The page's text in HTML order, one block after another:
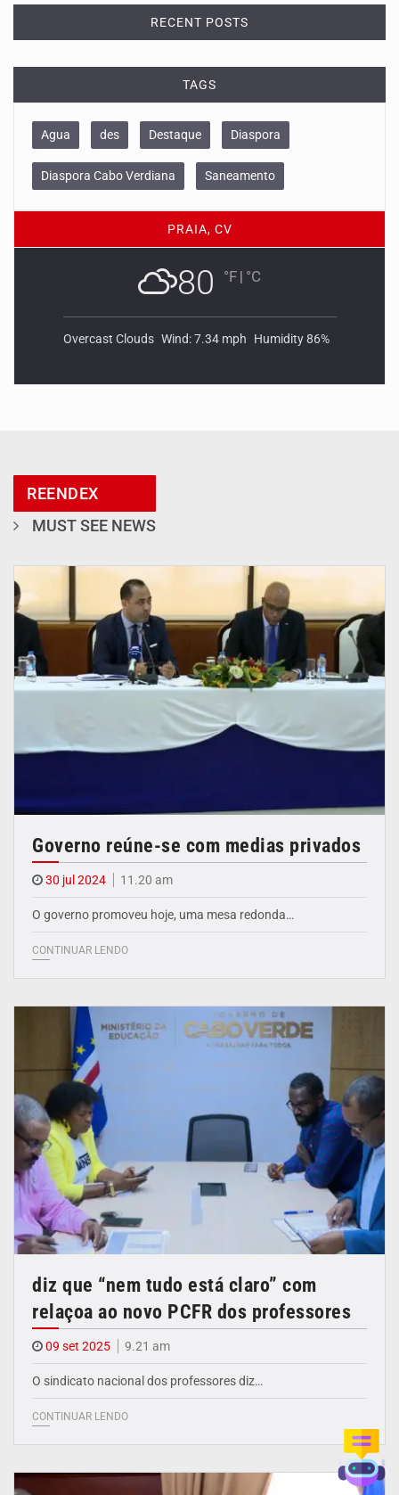
RECENT POSTS
TAGS
Agua des Destaque Diaspora
Diaspora Cabo Verdiana Saneamento
PRAIA, CV
80 °F | °C
Overcast Clouds Wind: 7.34 mph Humidity 86%
REENDEX
MUST SEE NEWS
Governo reúne-se com medias privados
30 jul 2024 11.20 am
O governo promoveu hoje, uma mesa redonda…
CONTINUAR LENDO
diz que “nem tudo está claro” com
relaçoa ao novo PCFR dos professores
09 set 2025 9.21 am
O sindicato nacional dos professores diz…
CONTINUAR LENDO